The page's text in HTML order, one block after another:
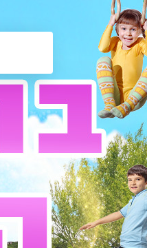
דלג לסרגל הניווט
דלג לתוכן